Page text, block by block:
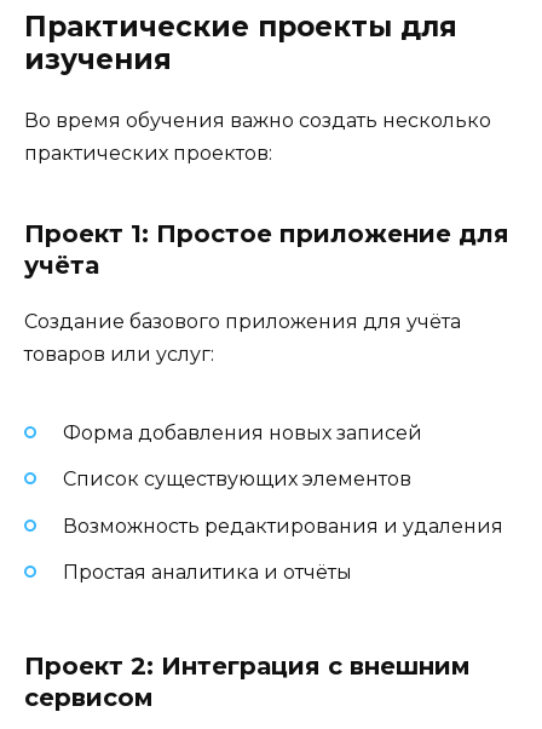
Практические проекты для
изучения
Во время обучения важно создать несколько
практических проектов:
Проект 1: Простое приложение для
учёта
Создание базового приложения для учёта
товаров или услуг:
Форма добавления новых записей
Список существующих элементов
Возможность редактирования и удаления
Простая аналитика и отчёты
Проект 2: Интеграция с внешним
сервисом